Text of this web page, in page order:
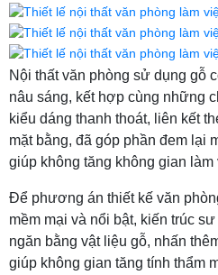
Nội thất văn phòng sử dụng gỗ
nâu sáng, kết hợp cùng những
kiểu dáng thanh thoát, liên kết
mặt bằng, đã góp phần đem lại
giúp không tăng không gian làm
Để phương án thiết kế văn
mềm mại và nổi bật, kiến trúc
ngăn bằng vật liệu gỗ, nhấn
giúp không gian tăng tính thẩm